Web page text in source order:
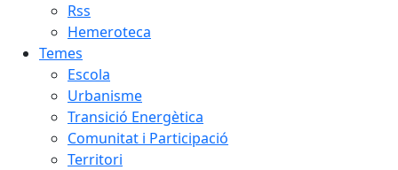
Rss
Hemeroteca
Temes
Escola
Urbanisme
Transició Energètica
Comunitat i Participació
Territori